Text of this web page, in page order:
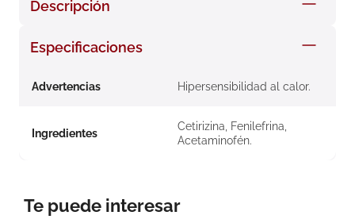
Descripción
Especificaciones
Advertencias Hipersensibilidad al calor.
Ingredientes
Cetirizina, Fenilefrina,
Acetaminofén.
Te puede interesar
8. roche posay
9. nivea